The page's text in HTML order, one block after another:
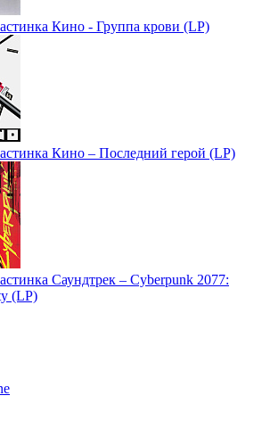
Кино - Группа крови (LP)
Кино – Последний герой (LP)
Саундтрек – Cyberpunk 2077:
(LP)